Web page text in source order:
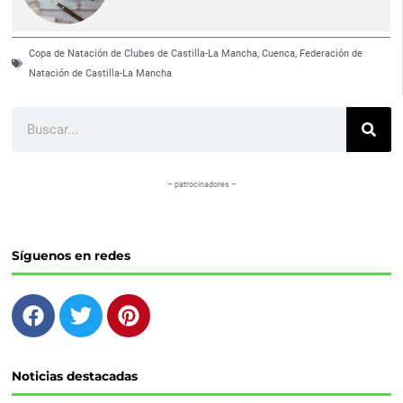
Copa de Natación de Clubes de Castilla-La Mancha ,Cuenca Federación de
Natación de Castilla-La Mancha
– patrocinadores –
Síguenos en redes
F
a
e
b
T
w
t
t
P
i
t
e
Noticias destacadas